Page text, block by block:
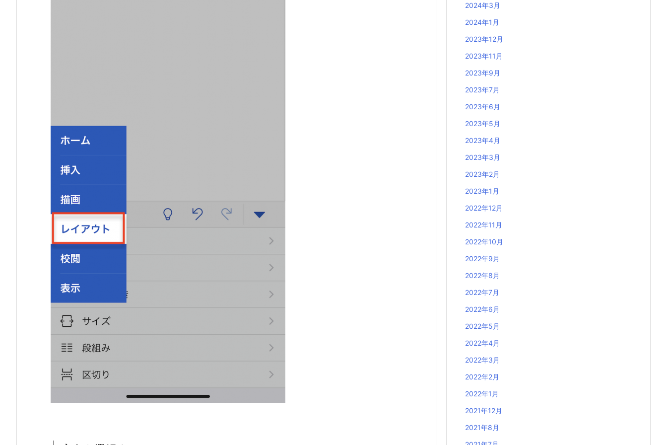
2024年3月
2024年1月
2023年12月
2023年11月
2023年9月
2023年7月
2023年6月
2023年5月
2023年4月
2023年3月
2023年2月
2023年1月
2022年12月
2022年11月
2022年10月
2022年9月
2022年8月
2022年7月
2022年6月
2022年5月
2022年4月
2022年3月
2022年2月
2022年1月
2021年12月
2021年8月